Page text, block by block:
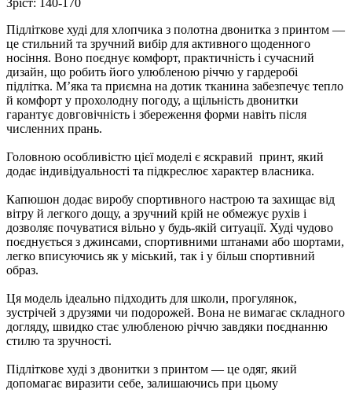
Підліткове худі для хлопчика з полотна двонитка з принтом —
це стильний та зручний вибір для активного щоденного
носіння. Воно поєднує комфорт, практичність і сучасний
дизайн, що робить його улюбленою річчю у гардеробі
підлітка. М’яка та приємна на дотик тканина забезпечує тепло
й комфорт у прохолодну погоду, а щільність двонитки
гарантує довговічність і збереження форми навіть після
численних прань.
Головною особливістю цієї моделі є яскравий принт, який
додає індивідуальності та підкреслює характер власника.
Капюшон додає виробу спортивного настрою та захищає від
вітру й легкого дощу, а зручний крій не обмежує рухів і
дозволяє почуватися вільно у будь-якій ситуації. Худі чудово
поєднується з джинсами, спортивними штанами або шортами,
легко вписуючись як у міський, так і у більш спортивний
образ.
Ця модель ідеально підходить для школи, прогулянок,
зустрічей з друзями чи подорожей. Вона не вимагає складного
догляду, швидко стає улюбленою річчю завдяки поєднанню
стилю та зручності.
Підліткове худі з двонитки з принтом — це одяг, який
допомагає виразити себе, залишаючись при цьому